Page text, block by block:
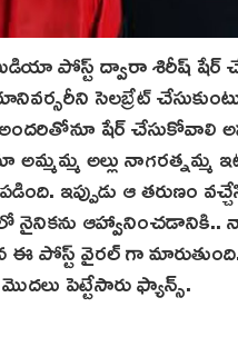
ద్వారా శిరీష్ షేర్
సెలబ్రేట్
షేర్ చేసుకోవాలి
అల్లు నాగరత్నమ్మ
ఆ తరుణం
నైనికను
ఈ పోస్ట్‌ వైరల్ గా
పెట్టేసారు ఫ్యాన్స్.